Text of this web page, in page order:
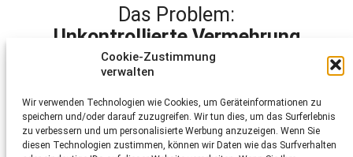
Cookie-Zustimmung
verwalten
Wir verwenden Technologien wie Cookies, um Geräteinformationen zu
speichern und/oder darauf zuzugreifen. Wir tun dies, um das Surferlebnis
zu verbessern und um personalisierte Werbung anzuzeigen. Wenn Sie
diesen Technologien zustimmen, können wir Daten wie das Surfverhalten
Das Problem:
Unkontrollierte Vermehrung
Zuhause verlieren, sind plötzlich auf sich allein gestellt. Ohne
Kastration vermehren sie sich unkontrolliert auf Bauernhöfen,
in verlassenen Schuppen, in Gartensiedlungen oder
Industriearealen. Es entstehen Kolonien verwilderter,
menschenscheuer Katzen, deren Leben von Hunger, Krankheit